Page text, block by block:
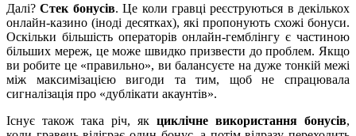
Далі?Стек бонусів. Це коли гравці реєструються в декількох
онлайн-казино (іноді десятках), які пропонують схожі бонуси.
Оскільки більшість операторів онлайн-гемблінгу є частиною
більших мереж, це може швидко призвести до проблем. Якщо
ви робите це «правильно», ви балансуєте на дуже тонкій межі
між максимізацією вигоди та тим, щоб не спрацювала
сигналізація про «дублікати акаунтів».
Існує також така річ, як циклічне використання бонусів,